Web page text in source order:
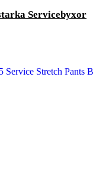
Servicebyxor